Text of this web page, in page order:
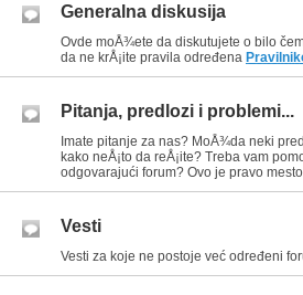
Generalna diskusija
Ovde moÅ¾ete da diskutujete o bilo
da ne krÅ¡ite pravila određena
Pitanja, predlozi i problemi...
Imate pitanje za nas? MoÅ¾da neki
kako neÅ¡to da reÅ¡ite? Treba vam
odgovarajući forum? Ovo je pravo
Vesti
Vesti za koje ne postoje već određeni